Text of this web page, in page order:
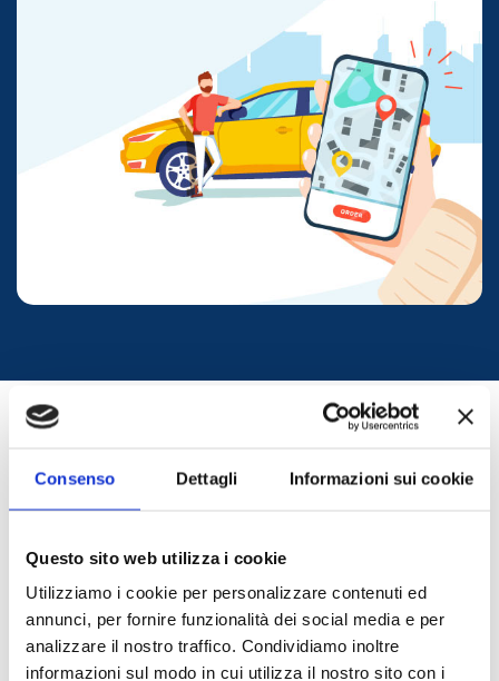
Consenso Dettagli Informazioni sui cookie
Questo sito web utilizza i cookie
Utilizziamo i cookie per personalizzare contenuti ed
annunci, per fornire funzionalità dei social media e per
analizzare il nostro traffico. Condividiamo inoltre
informazioni sul modo in cui utilizza il nostro sito con i
TRANSFER
senza attesa
SICILIA OCCIDENTALE
Un territorio unico al mondo che mantiene inalterata
cultura, storia e tradizione, dove ritemprarsi tra
meraviglie naturalistiche e buona cucina.
Tds Transfer ti accompagnerà in un luogo in cui ti